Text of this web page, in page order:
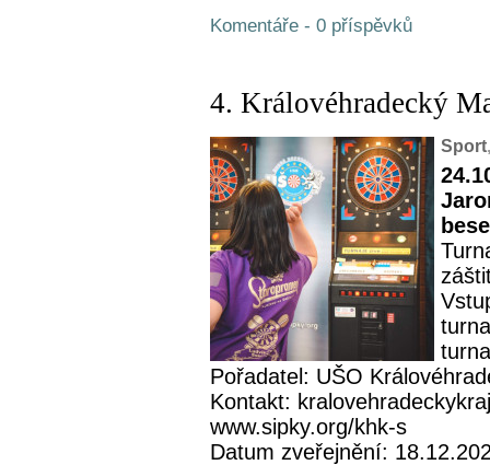
Komentáře - 0 příspěvků
4. Královéhradecký
Sport
Pořadatel: UŠO
Kontakt:
www.sipky.org/khk-s
Datum zveřejnění: